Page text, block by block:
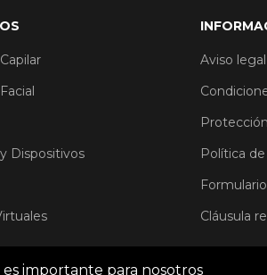
Dispositivos
Aviso legal
Política
Cláusula
importante para nosotros